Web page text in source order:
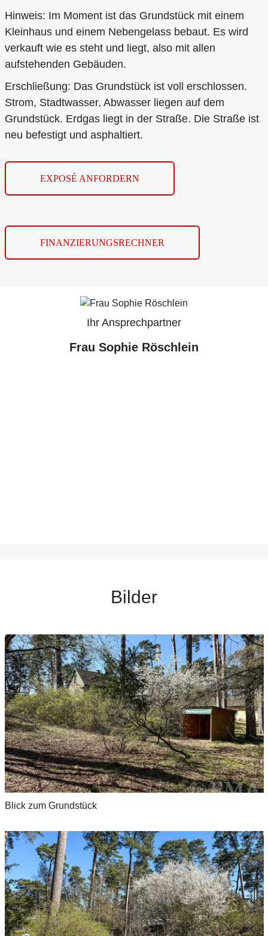
Hinweis: Im Moment ist das Grundstück mit einem
Kleinhaus und einem Nebengelass bebaut. Es wird
verkauft wie es steht und liegt, also mit allen
aufstehenden Gebäuden.
Erschließung: Das Grundstück ist voll erschlossen.
Strom, Stadtwasser, Abwasser liegen auf dem
Grundstück. Erdgas liegt in der Straße. Die Straße ist
neu befestigt und asphaltiert.
EXPOSÉ ANFORDERN
FINANZIERUNGSRECHNER
Ihr Ansprechpartner
Frau Sophie Röschlein
Bilder
Blick zum Grundstück